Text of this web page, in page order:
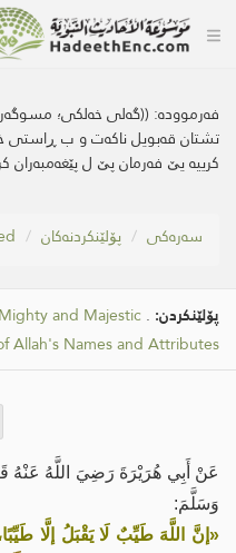
فەرموودە: ((گه‌لی خه‌لكی؛
تشتان قەبویل ناکەت و ب ڕاستی
کرییە یێ فەرمان پێ ل پێغەمبەران
سه‌ره‌كی پۆلێنکردنەکان
پۆلێنکردن: and Majestic .
Allah's Names and Attributes
عَنْ أَبِي هُرَيْرَةَ رَضِيَ اللَّهُ عَنْهُ
وَسَلَّمَ:
«إنَّ اللَّهَ طَيِّبٌ لَا يَقْبَلُ إلَّا